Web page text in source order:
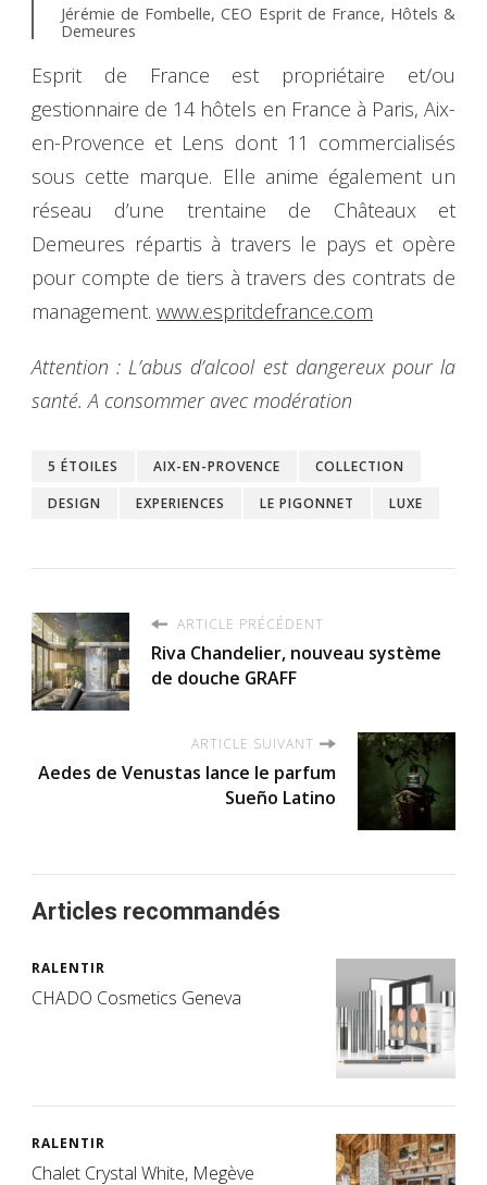
Jérémie de Fombelle, CEO Esprit de France, Hôtels &
Demeures
Esprit de France est propriétaire et/ou
gestionnaire de 14 hôtels en France à Paris, Aix-
en-Provence et Lens dont 11 commercialisés
sous cette marque. Elle anime également un
réseau d’une trentaine de Châteaux et
Demeures répartis à travers le pays et opère
pour compte de tiers à travers des contrats de
management. www.espritdefrance.com
Attention : L’abus d’alcool est dangereux pour la
santé. A consommer avec modération
5 ÉTOILES AIX-EN-PROVENCE
COLLECTION
DESIGN
EXPERIENCES LE PIGONNET LUXE
ARTICLE PRÉCÉDENT
Riva Chandelier, nouveau système
de douche GRAFF
ARTICLE SUIVANT
Aedes de Venustas lance le parfum
Sueño Latino
Articles recommandés
RALENTIR
CHADO Cosmetics Geneva
RALENTIR
Chalet Crystal White, Megève